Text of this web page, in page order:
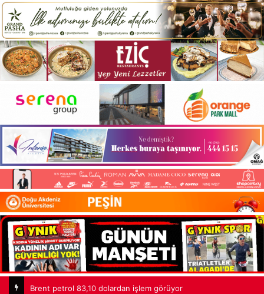
Brent petrol 83,10 dolardan işlem görüyor